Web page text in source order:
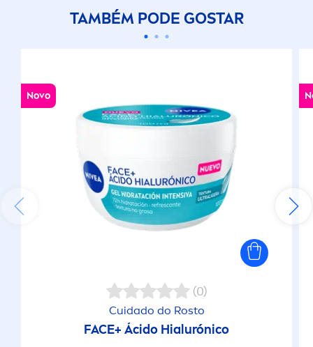
TAMBÉM PODE GOSTAR
Novo
(0)
Cuidado do Rosto
FACE+ Ácido Hialurónico